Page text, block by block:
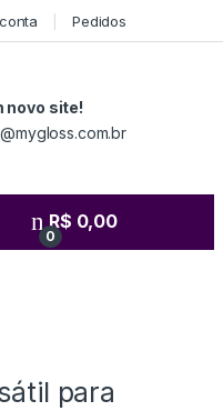
Pedidos
novo site!
0
R$ 0,00
para